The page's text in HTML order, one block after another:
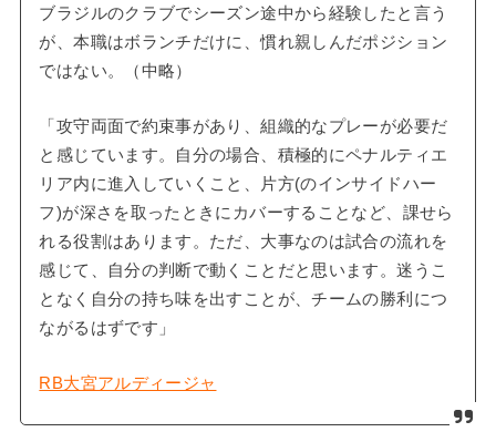
ブラジルのクラブでシーズン途中から経験したと言う
が、本職はボランチだけに、慣れ親しんだポジション
ではない。（中略）
「攻守両面で約束事があり、組織的なプレーが必要だ
と感じています。自分の場合、積極的にペナルティエ
リア内に進入していくこと、片方(のインサイドハー
フ)が深さを取ったときにカバーすることなど、課せら
れる役割はあります。ただ、大事なのは試合の流れを
感じて、自分の判断で動くことだと思います。迷うこ
となく自分の持ち味を出すことが、チームの勝利につ
ながるはずです」
RB大宮アルディージャ